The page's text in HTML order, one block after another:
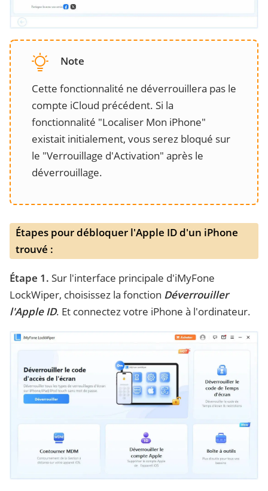
Note
Cette fonctionnalité ne déverrouillera pas le
compte iCloud précédent. Si la
fonctionnalité "Localiser Mon iPhone"
existait initialement, vous serez bloqué sur
le "Verrouillage d'Activation" après le
déverrouillage.
Étapes pour débloquer l'Apple ID d'un iPhone
trouvé :
Étape 1. Sur l'interface principale d'iMyFone
LockWiper, choisissez la fonction Déverrouiller
l'Apple ID. Et connectez votre iPhone à l'ordinateur.